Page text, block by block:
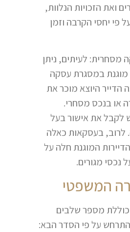
ואת הזכויות הנלוות,
פי יחסי הקרבה וזמן
לעיתים, ניתן
מוגנת במסגרת עסקה
הדייר היוצא מוכר את
או בנכס מסחרי.
לקבל את אישור בעל
לרוב, בעסקאות כאלה
המוגנת חלה על
נכסי מגורים.
המשפטי
כוללת מספר שלבים
על פי הסדר הבא: